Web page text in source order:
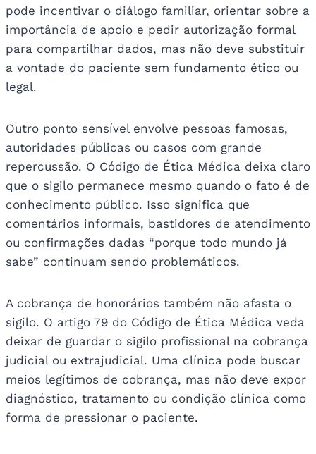
pode incentivar o diálogo familiar, orientar sobre a
importância de apoio e pedir autorização formal
para compartilhar dados, mas não deve substituir
a vontade do paciente sem fundamento ético ou
legal.
Outro ponto sensível envolve pessoas famosas,
autoridades públicas ou casos com grande
repercussão. O Código de Ética Médica deixa claro
que o sigilo permanece mesmo quando o fato é de
conhecimento público. Isso significa que
comentários informais, bastidores de atendimento
ou confirmações dadas “porque todo mundo já
sabe” continuam sendo problemáticos.
A cobrança de honorários também não afasta o
sigilo. O artigo 79 do Código de Ética Médica veda
deixar de guardar o sigilo profissional na cobrança
judicial ou extrajudicial. Uma clínica pode buscar
meios legítimos de cobrança, mas não deve expor
diagnóstico, tratamento ou condição clínica como
forma de pressionar o paciente.